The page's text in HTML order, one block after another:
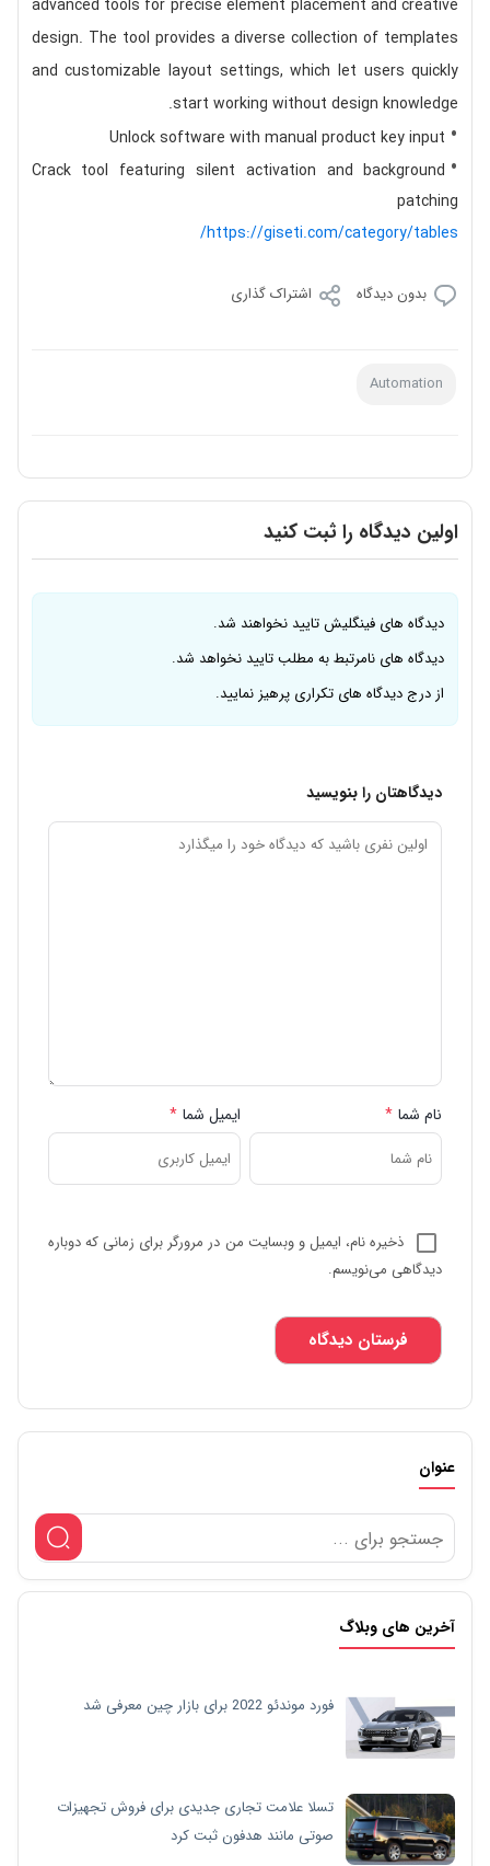
advanced tools for precise element placement and creative
design. The tool provides a diverse collection of templates
and customizable layout settings, which let users quickly
start working without design knowledge.
Unlock software with manual product key input
Crack tool featuring silent activation and background
patching
https://giseti.com/category/tables/
بدون دیدگاه اشتراک گذاری
Automation
اولین دیدگاه را ثبت کنید
دیدگاه های فینگلیش تایید نخواهند شد.
دیدگاه های نامرتبط به مطلب تایید نخواهد شد.
از درج دیدگاه های تکراری پرهیز نمایید.
دیدگاهتان را بنویسید
نام شما * ایمیل شما *
ذخیره نام، ایمیل و وبسایت من در مرورگر برای زمانی که دوباره
دیدگاهی می‌نویسم.
عنوان
آخرین های وبلاگ
فورد موندئو 2022 برای بازار چین معرفی شد
تسلا علامت تجاری جدیدی برای فروش تجهیزات
صوتی مانند هدفون ثبت کرد